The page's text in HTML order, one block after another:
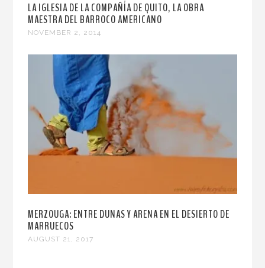
LA IGLESIA DE LA COMPAÑÍA DE QUITO, LA OBRA
MAESTRA DEL BARROCO AMERICANO
NOVEMBER 2, 2014
MERZOUGA: ENTRE DUNAS Y ARENA EN EL DESIERTO DE
MARRUECOS
AUGUST 21, 2017